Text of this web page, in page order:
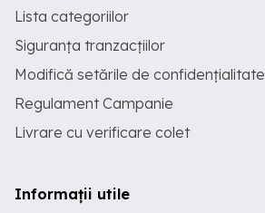
Lista categoriilor
Siguranța tranzacțiilor
Modifică setările de confidențialitate
Regulament Campanie
Livrare cu verificare colet
Informații utile